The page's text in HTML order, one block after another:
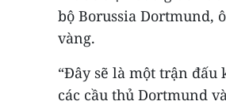
bộ Borussia Dortmund,
vàng.
“Đây sẽ là một trận
các cầu thủ Dortmund